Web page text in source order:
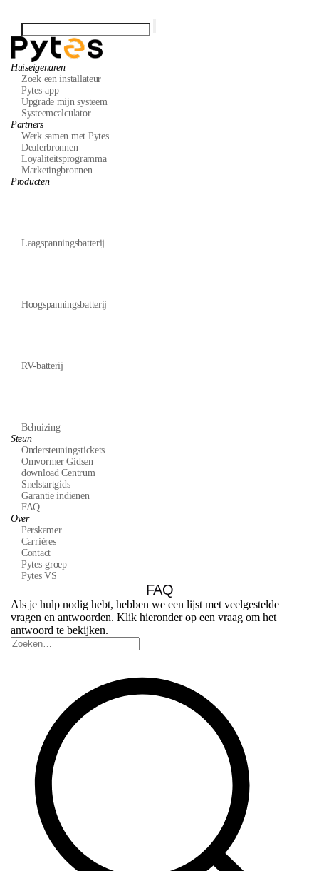
Huiseigenaren
Zoek een installateur
Pytes-app
Upgrade mijn systeem
Systeemcalculator
Partners
Werk samen met Pytes
Dealerbronnen
Loyaliteitsprogramma
Marketingbronnen
Producten
Laagspanningsbatterij
Hoogspanningsbatterij
RV-batterij
Behuizing
Steun
Ondersteuningstickets
Omvormer Gidsen
download Centrum
Snelstartgids
Garantie indienen
FAQ
Over
Perskamer
Carrières
Contact
Pytes-groep
Pytes VS
FAQ
Als je hulp nodig hebt, hebben we een lijst met veelgestelde
vragen en antwoorden. Klik hieronder op een vraag om het
antwoord te bekijken.